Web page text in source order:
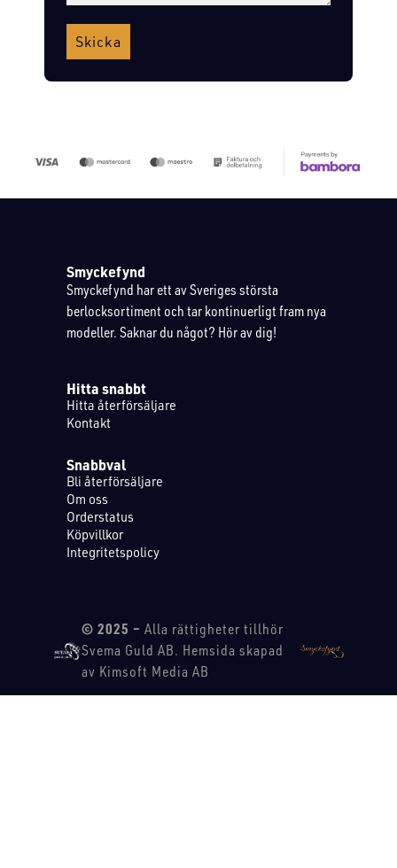
Skicka
Smyckefynd
Smyckefynd har ett av Sveriges största
berlocksortiment och tar kontinuerligt fram nya
modeller. Saknar du något? Hör av dig!
Hitta snabbt
Hitta återförsäljare
Kontakt
Snabbval
Bli återförsäljare
Om oss
Orderstatus
Köpvillkor
Integritetspolicy
© 2025 – Alla rättigheter tillhör
Svema Guld AB. Hemsida skapad
av Kimsoft Media AB